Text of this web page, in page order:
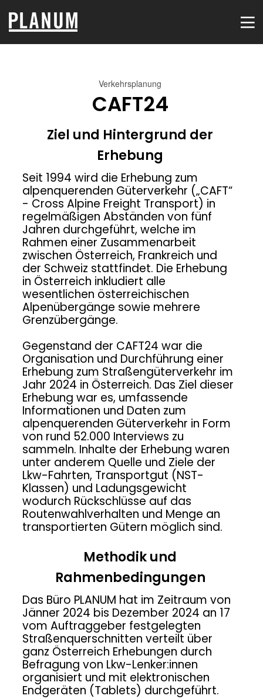
EVENT
9
2026
VERKEHRSMODELLIERUNG
VERBESSERT
2026
VERKEHRSTECHNIK UND
VERKEHRSMODELLIERUNG:
2
2026
WEBINAR
EINLADUNG: ZUR
NACHHALTIGSTEN
GEMEIND...
2026
WIR GRATULIEREN
ZUR
BESTANDENEN
UNTERNEHMERPR...
21
MAI
DAS
PERSONENVERKEHRSMODELL
BEI DER MOBILITÄTS...
12
MAI
2026
SONDIERUNGSPROJEKT
REFUGIUM
30
APRIL
2026
LOBENDE
WORTE
ERHEBUNG
CAFT
15
APRIL
2026
VERNETZUNGSWORKSHOP
9
APRIL
2026
FUSSVERKEHRSKONZEPT P
ASSAIL 2025
3
APRIL
FALLAST &
PARTNER
WÜNSCHT
FROHE
OSTERT...
Verkehrsplanung
CAFT24
Ziel und Hintergrund der
Erhebung
Seit 1994 wird die Erhebung zum
alpenquerenden Güterverkehr („CAFT“
- Cross Alpine Freight Transport) in
regelmäßigen Abständen von fünf
Jahren durchgeführt, welche im
Rahmen einer Zusammenarbeit
zwischen Österreich, Frankreich und
der Schweiz stattfindet. Die Erhebung
in Österreich inkludiert alle
wesentlichen österreichischen
Alpenübergänge sowie mehrere
Grenzübergänge.
Gegenstand der CAFT24 war die
Organisation und Durchführung einer
Erhebung zum Straßengüterverkehr im
Jahr 2024 in Österreich. Das Ziel dieser
Erhebung war es, umfassende
Informationen und Daten zum
alpenquerenden Güterverkehr in Form
von rund 52.000 Interviews zu
sammeln. Inhalte der Erhebung waren
unter anderem Quelle und Ziele der
Lkw-Fahrten, Transportgut (NST-
Klassen) und Ladungsgewicht
wodurch Rückschlüsse auf das
Routenwahlverhalten und Menge an
transportierten Gütern möglich sind.
Methodik und
Rahmenbedingungen
Das Büro PLANUM hat im Zeitraum von
Jänner 2024 bis Dezember 2024 an 17
vom Auftraggeber festgelegten
Straßenquerschnitten verteilt über
ganz Österreich Erhebungen durch
Befragung von Lkw-Lenker:innen
organisiert und mit elektronischen
Endgeräten (Tablets) durchgeführt.